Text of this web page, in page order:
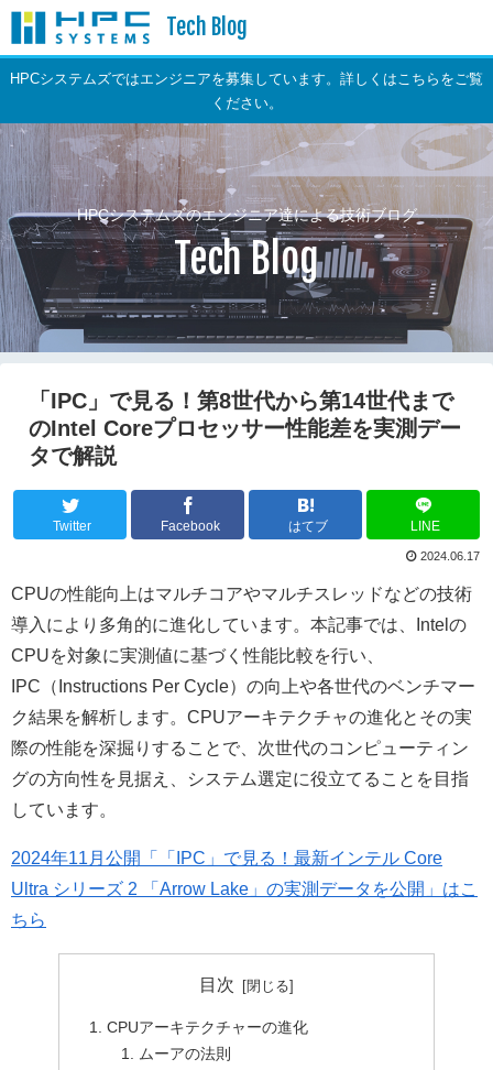
Tech Blog
HPCシステムズではエンジニアを募集しています。詳しくはこちらをご覧
ください。
HPCシステムズのエンジニア達による技術ブログ
Tech Blog
「IPC」で見る！第8世代から第14世代まで
のIntel Coreプロセッサー性能差を実測デー
タで解説
Twitter Facebook はてブ LINE
2024.06.17
CPUの性能向上はマルチコアやマルチスレッドなどの技術
導入により多角的に進化しています。本記事では、Intelの
CPUを対象に実測値に基づく性能比較を行い、
IPC（Instructions Per Cycle）の向上や各世代のベンチマー
ク結果を解析します。CPUアーキテクチャの進化とその実
際の性能を深掘りすることで、次世代のコンピューティン
グの方向性を見据え、システム選定に役立てることを目指
しています。
2024年11月公開「「IPC」で見る！最新インテル Core
Ultra シリーズ 2 「Arrow Lake」の実測データを公開」はこ
ちら
目次
CPUアーキテクチャーの進化
ムーアの法則